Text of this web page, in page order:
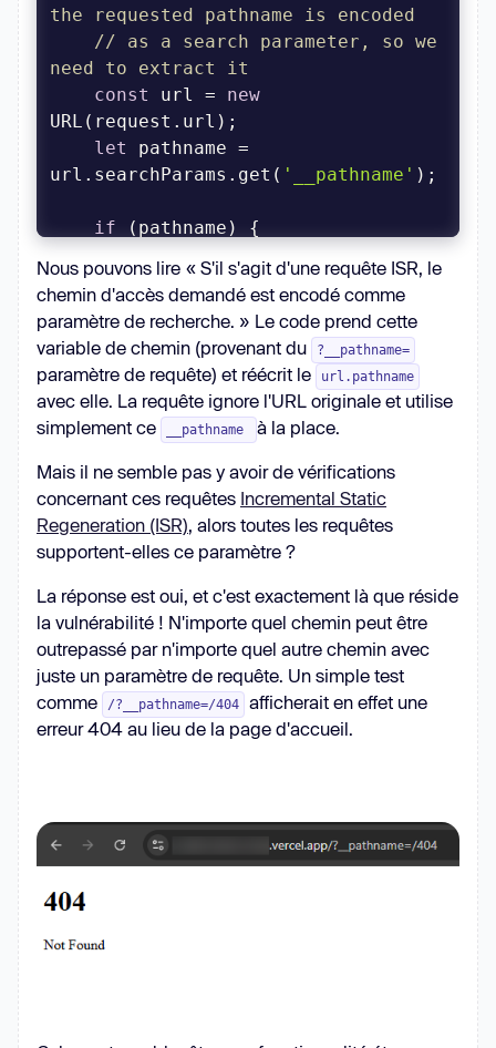
the requested pathname is encoded
// as a search parameter, so we
need to extract it
const
url = new
let
pathname =
url.searchParams.get( '__pathname'
if
pathname replacements look like
`/foo/$1/bar` which means we could
end up with an url like /foo//bar
        pathname =
pathname.replace( /\/+/g, '/'
        url.pathname = pathname +
(url.pathname.endsWith(DATA_SUFFIX)
? DATA_SUFFIX : ''
url.searchParams.delete(
        request =
new Request(url,
return server.respond(request,
(request.headers.get('x-forwarded-
for'
Nous pouvons lire « S'il s'agit d'une requête ISR, le
chemin d'accès demandé est encodé comme
paramètre de recherche. » Le code prend cette
variable de chemin (provenant du
?__pathname=
paramètre de requête) et réécrit le url.pathname
avec elle. La requête ignore l'URL originale et utilise
simplement ce
__pathname à la place.
Mais il ne semble pas y avoir de vérifications
concernant ces requêtes Incremental Static
Regeneration (ISR), alors toutes les requêtes
supportent-elles ce paramètre ?
La réponse est oui, et c'est exactement là que réside
la vulnérabilité ! N'importe quel chemin peut être
outrepassé par n'importe quel autre chemin avec
juste un paramètre de requête. Un simple test
comme
/?__pathname=/404
afficherait en effet une
erreur 404 au lieu de la page d'accueil.